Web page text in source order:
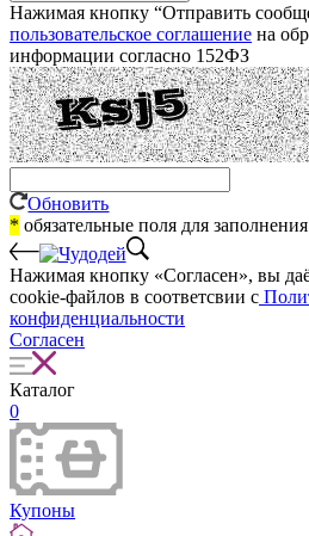
Нажимая кнопку “Отправить
пользовательское соглашение на
информации согласно 152ФЗ
Обновить
* обязательные поля для заполнения
Нажимая кнопку «Согласен», вы
cookie-файлов в соответсвии с
конфиденциальности
Согласен
Каталог
0
Купоны